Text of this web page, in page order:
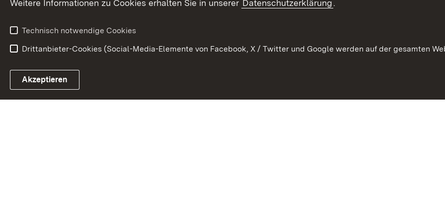
Verkehrsinformationen
Link zum Landesportal
Weitere Informationen zu Cookies erhalten Sie in unserer Datenschutzerklärung.
Technisch notwendige Cookies
Drittanbieter-Cookies (Social-Media-Elemente von Facebook, X / Twitter und Google werden auf der gesamten
Akzeptieren